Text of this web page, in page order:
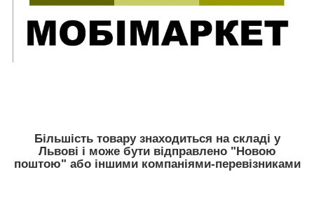
Більшість товару знаходиться на складі у
Львові і може бути відправлено "Новою
поштою" або іншими компаніями-перевізниками